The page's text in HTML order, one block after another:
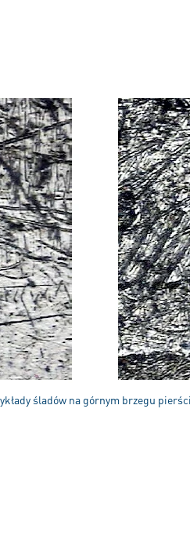
śladów na górnym brzegu